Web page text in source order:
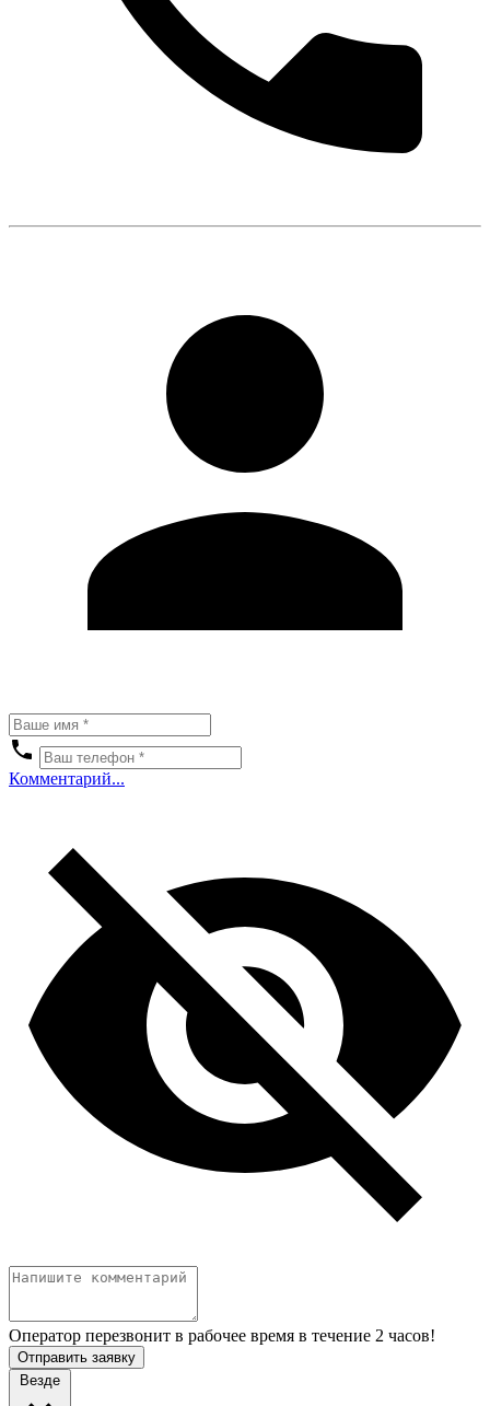
Комментарий...
Оператор перезвонит в рабочее время в течение 2 часов!
Отправить заявку
Везде